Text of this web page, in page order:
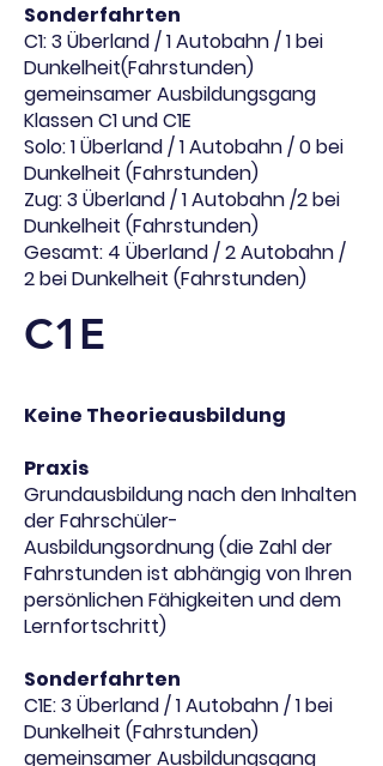
Sonderfahrten
C1: 3 Überland / 1 Autobahn / 1 bei
Dunkelheit(Fahrstunden)
gemeinsamer Ausbildungsgang
Klassen C1 und C1E
Solo: 1 Überland / 1 Autobahn / 0 bei
Dunkelheit (Fahrstunden)
Zug: 3 Überland / 1 Autobahn /2 bei
Dunkelheit (Fahrstunden)
Gesamt: 4 Überland / 2 Autobahn /
2 bei Dunkelheit (Fahrstunden)
C1E
Keine Theorieausbildung
Praxis
Grundausbildung nach den Inhalten
der Fahrschüler-
Ausbildungsordnung (die Zahl der
Fahrstunden ist abhängig von Ihren
persönlichen Fähigkeiten und dem
Lernfortschritt)
Sonderfahrten
C1E: 3 Überland / 1 Autobahn / 1 bei
Dunkelheit (Fahrstunden)
gemeinsamer Ausbildungsgang